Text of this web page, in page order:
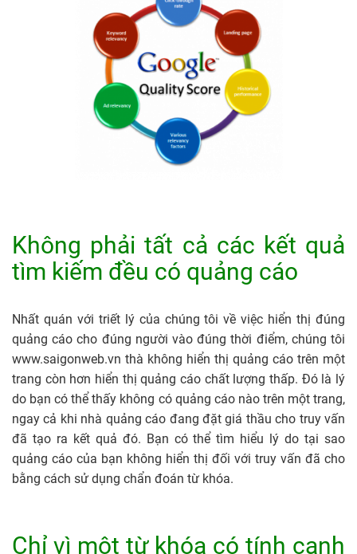
Không phải tất cả các kết quả
tìm kiếm đều có quảng cáo
Nhất quán với triết lý của chúng tôi về việc hiển thị đúng
quảng cáo cho đúng người vào đúng thời điểm, chúng tôi
www.saigonweb.vn thà không hiển thị quảng cáo trên một
trang còn hơn hiển thị quảng cáo chất lượng thấp. Đó là lý
do bạn có thể thấy không có quảng cáo nào trên một trang,
ngay cả khi nhà quảng cáo đang đặt giá thầu cho truy vấn
đã tạo ra kết quả đó. Bạn có thể tìm hiểu lý do tại sao
quảng cáo của bạn không hiển thị đối với truy vấn đã cho
bằng cách sử dụng chẩn đoán từ khóa.
Chỉ vì một từ khóa có tính cạnh